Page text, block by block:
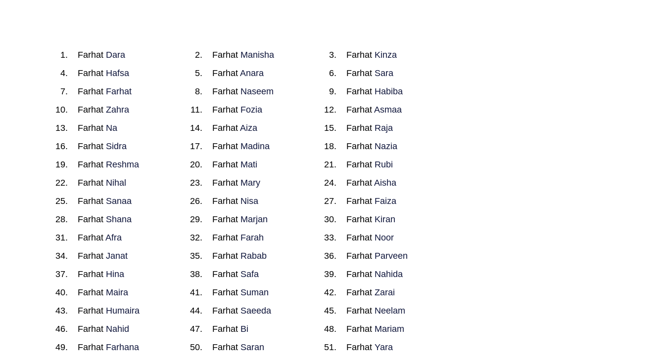
Farhat Dara Farhat Manisha Farhat Kinza
Farhat Hafsa Farhat Anara Farhat Sara
Farhat Farhat Farhat Naseem Farhat Habiba
Farhat Zahra Farhat Fozia FarhatAsmaa
Farhat Na Farhat Aiza Farhat Raja
Farhat Sidra Farhat Madina Farhat Nazia
Farhat Reshma Farhat Mati Farhat Rubi
Farhat Nihal Farhat Mary FarhatAisha
Farhat Sanaa Farhat Nisa Farhat Faiza
Farhat Shana Farhat Marjan Farhat Kiran
Farhat Afra Farhat Farah Farhat Noor
Farhat Janat Farhat Rabab Farhat Parveen
Farhat Hina Farhat Safa Farhat Nahida
Farhat Maira Farhat Suman FarhatZarai
Farhat Humaira Farhat Saeeda Farhat Neelam
Farhat Nahid Farhat Bi Farhat Mariam
Farhat Farhana Farhat Saran FarhatYara